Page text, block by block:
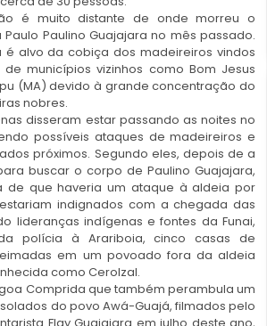
é muito distante de onde morreu o
Paulino Guajajara no mês passado.
alvo da cobiça dos madeireiros vindos
municípios vizinhos como Bom Jesus
(MA) devido à grande concentração do
nobres.
disseram estar passando as noites no
possíveis ataques de madeireiros e
próximos. Segundo eles, depois de a
buscar o corpo de Paulino Guajajara,
de que haveria um ataque à aldeia por
indignados com a chegada das
lideranças indígenas e fontes da Funai,
polícia à Arariboia, cinco casas de
em um povoado fora da aldeia
como Cerolzal.
Comprida que também perambula um
do povo Awá-Guajá, filmados pelo